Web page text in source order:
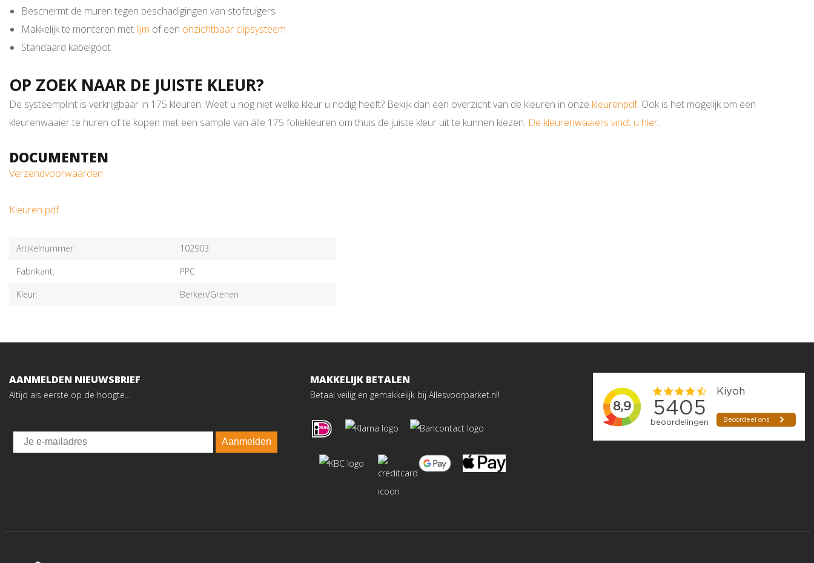
Beschermt de muren tegen beschadigingen van stofzuigers
Makkelijk te monteren met lijm of een onzichtbaar clipsysteem
Standaard kabelgoot
OP ZOEK NAAR DE JUISTE KLEUR?
De systeemplint is verkrijgbaar in 175 kleuren. Weet u nog niet welke kleur u nodig heeft? Bekijk dan een overzicht van de kleuren in onze kleurenpdf. Ook is het mogelijk om een
kleurenwaaier te huren of te kopen met een sample van álle 175 foliekleuren om thuis de juiste kleur uit te kunnen kiezen. De kleurenwaaiers vindt u hier.
DOCUMENTEN
Verzendvoorwaarden
Kleuren pdf
Artikelnummer:
102903
Fabrikant:
PPC
Kleur:
Berken/Grenen
AANMELDEN NIEUWSBRIEF
Altijd als eerste op de hoogte...
Email
Aanmelden
MAKKELIJK BETALEN
Betaal veilig en gemakkelijk bij Allesvoorparket.nl!